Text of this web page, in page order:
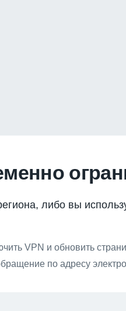
либо вы
VPN и обновить
по адресу